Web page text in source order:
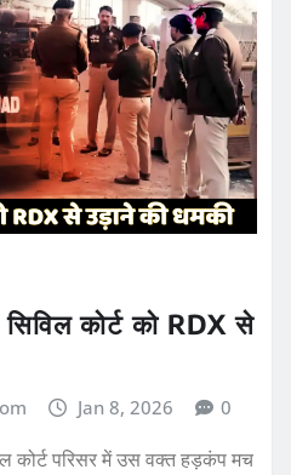
कोर्ट को RDX से
Jan 8, 2026 0
परिसर में उस वक्त हड़कंप मच